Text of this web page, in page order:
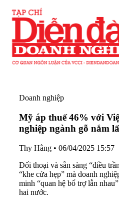
Doanh nghiệp
Mỹ áp thuế 46% với
nghiệp ngành gỗ nắm
Thy Hằng • 06/04/2025 15:57
Đối thoại và sẵn sàng “điều
“khe cửa hẹp” mà doanh
minh “quan hệ bổ trợ lẫn
hai nước.